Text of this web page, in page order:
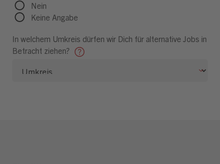
Nein
Keine Angabe
In welchem Umkreis dürfen wir Dich für alternative Jobs in
Betracht ziehen?